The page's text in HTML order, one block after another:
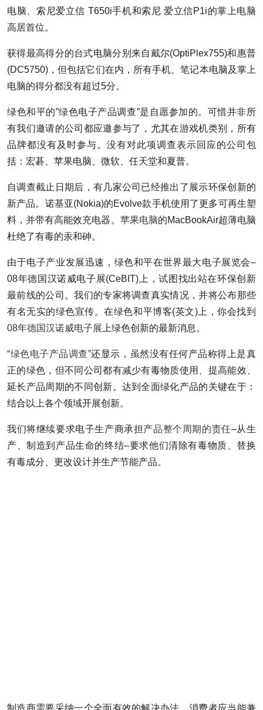
电脑、索尼爱立信 T650i手机和索尼 爱立信P1i的掌上电脑
高居首位。
获得最高得分的台式电脑分别来自戴尔(OptiPlex755)和惠普
(DC5750)，但包括它们在内，所有手机、笔记本电脑及掌上
电脑的得分都没有超过5分。
绿色和平的”绿色电子产品调查”是自愿参加的。可惜并非所
有我们邀请的公司都应邀参与了，尤其在游戏机类别，所有
品牌都没有及时参与。没有对此项调查表示回应的公司包
括：宏碁、苹果电脑、微软、任天堂和夏普。
自调查截止日期后，有几家公司已经推出了展示环保创新的
新产品。诺基亚(Nokia)的Evolve款手机使用了更多可再生塑
料，并带有高能效充电器。 苹果电脑的MacBookAir超薄电脑
杜绝了有毒的汞和砷。
由于电子产业发展迅速，绿色和平在世界最大电子展览会–
08年德国汉诺威电子展(CeBIT)上，试图找出站在环保创新
最前线的公司。我们的专家将调查真实情况，并将公布那些
有名无实的绿色宣传。在绿色和平博客(英文)上，你会找到
08年德国汉诺威电子展 上绿色创新的最新消息。
“绿色电子产品调查”还显示，虽然没有任何产品称得上是真
正的绿色，但不同公司都有减少有毒物质使用、提高能效、
延长产品周期的不同创新。达到全面绿化产品的关键在于：
结合以上各个领域开展创新。
我们将继续要求电子生产商承担产品整个周期的责任–从生
产、制造到产品生命的终结–要求他们清除有毒物质、替换
有毒成分、更改设计并生产节能产品。
制造商需要采纳一个全面有效的解决办法。消费者应当能兼